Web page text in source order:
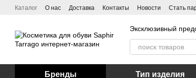
Перейти к основному контенту
Каталог О нас Доставка Контакты Новости Стать
Эксклюзивный
Бренды Тип изделия